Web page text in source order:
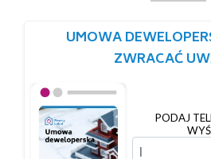
UMOWA
ZWRACAĆ
PODAJ